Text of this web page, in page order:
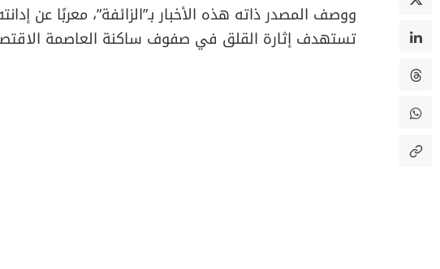
ووصف المصدر ذاته هذه الأخبار بـ”الزائفة”، معربًا عن
تستهدف إثارة القلق في صفوف ساكنة العاصمة